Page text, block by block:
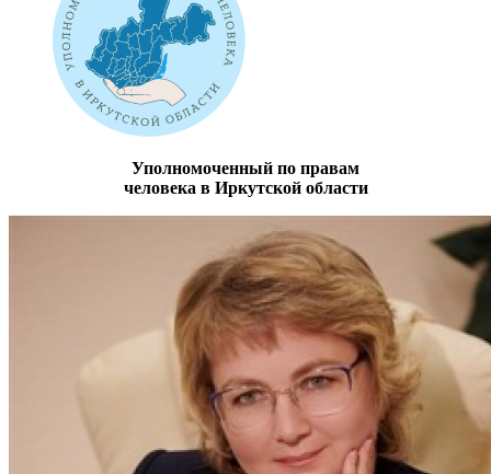
Уполномоченный по правам
человека в Иркутской области